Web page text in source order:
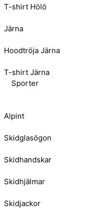
T-shirt Hölö
Järna
Hoodtröja Järna
T-shirt Järna
Sporter
Alpint
Skidglasögon
Skidhandskar
Skidhjälmar
Skidjackor